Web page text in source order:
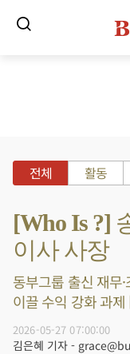
전체 활동
[Who Is ?]
이사 사장
동부그룹 출신 재무
이끌 수익 강화 과
2026-05-27 07:00:00
김은혜 기자 -